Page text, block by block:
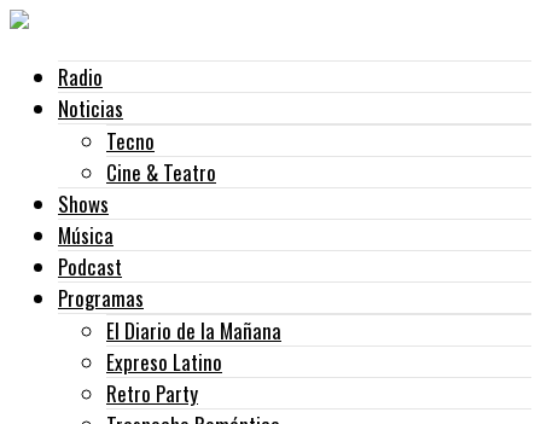
Radio
Noticias
Tecno
Cine & Teatro
Shows
Música
Podcast
Programas
El Diario de la Mañana
Expreso Latino
Retro Party